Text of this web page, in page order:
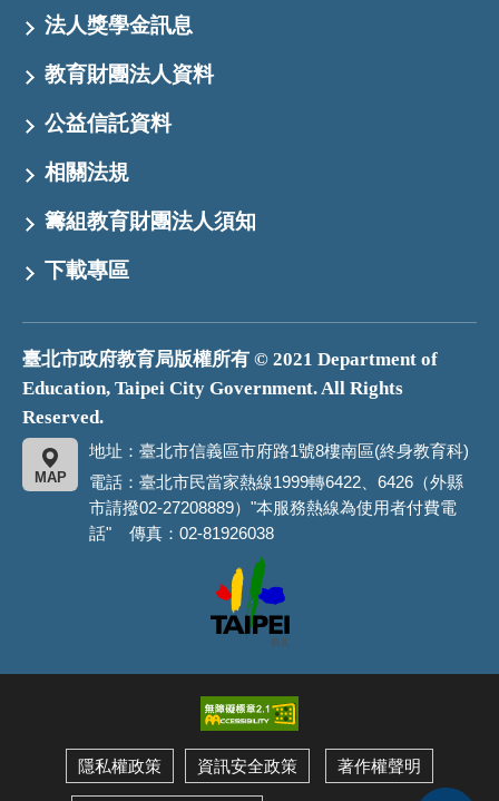
法人獎學金訊息
教育財團法人資料
公益信託資料
相關法規
籌組教育財團法人須知
下載專區
臺北市政府教育局版權所有 © 2021 Department of
Education, Taipei City Government. All Rights
Reserved.
地址：臺北市信義區市府路1號8樓南區(終身教育科)
MAP
電話：臺北市民當家熱線1999轉6422、6426（外縣
市請撥02-27208889）"本服務熱線為使用者付費電
話" 傳真：02-81926038
市
政
隱私權政策 資訊安全政策 著作權聲明